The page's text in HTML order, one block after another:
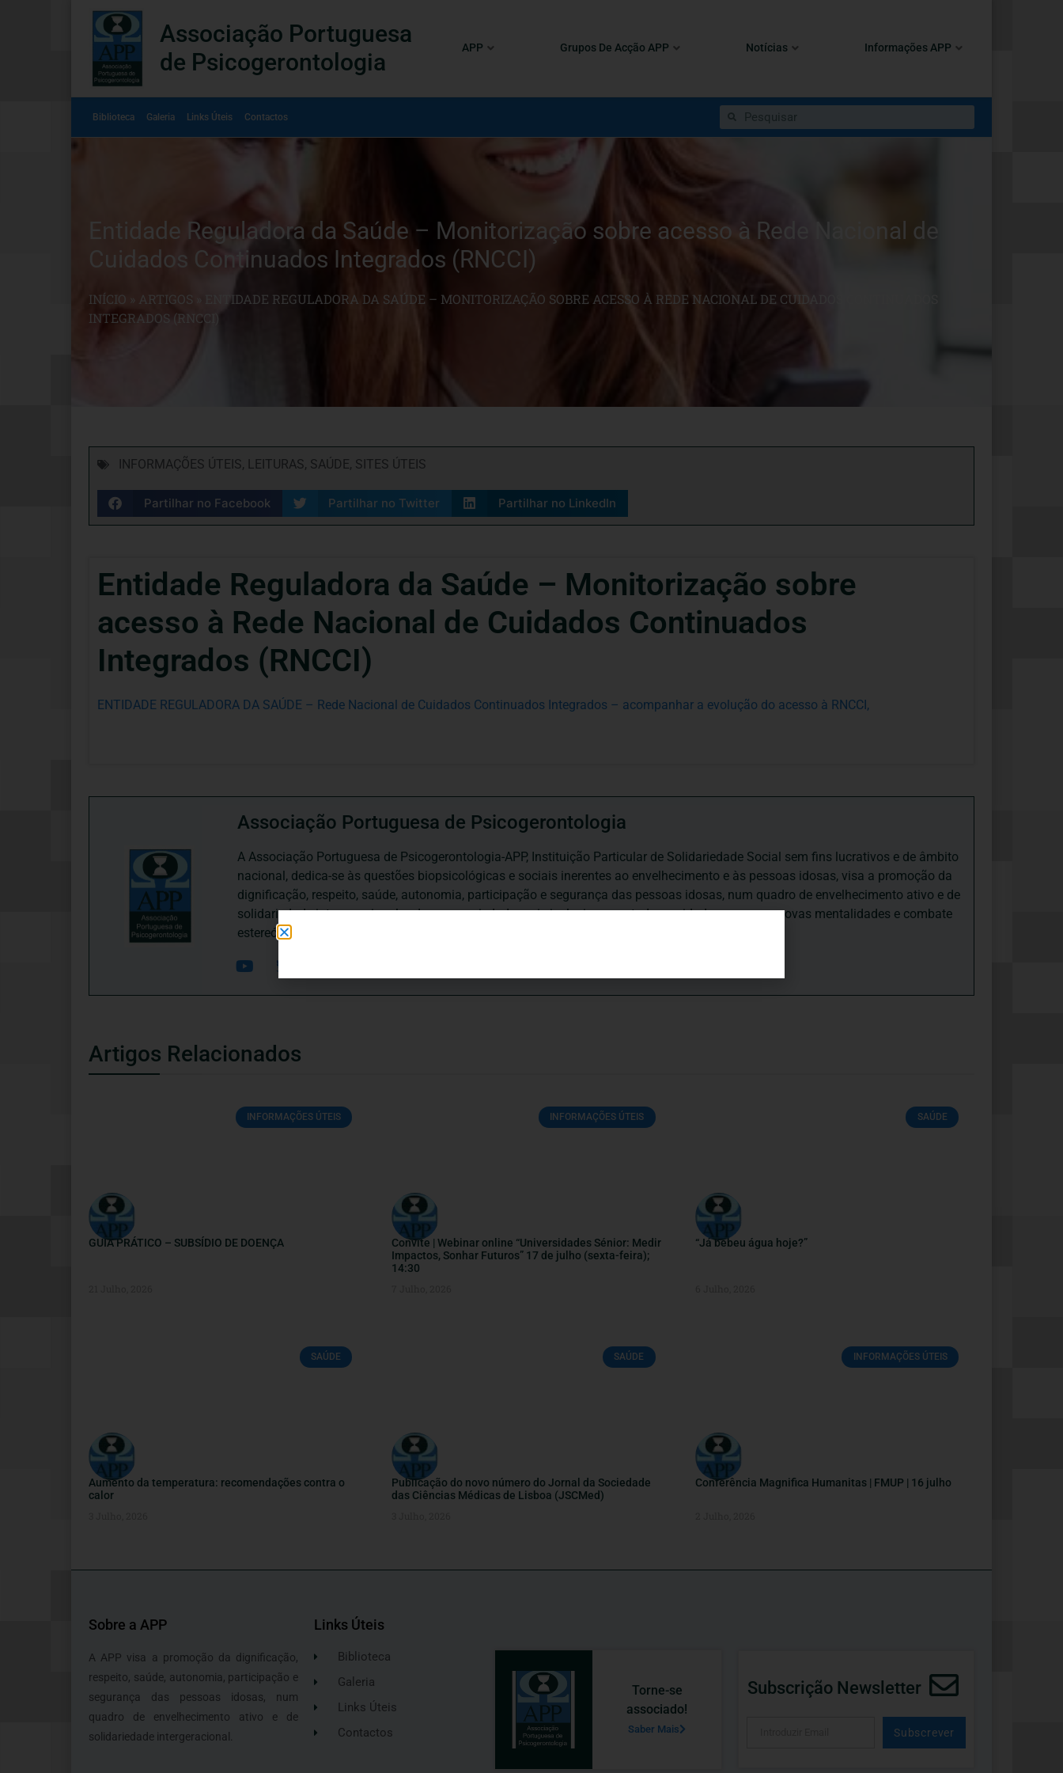
Associação Portuguesa
de Psicogerontologia
APP Grupos De Acção APP Notícias Informações APP
Biblioteca Galeria Links Úteis Contactos
Entidade Reguladora da Saúde – Monitorização sobre acesso à Rede Nacional de
Cuidados Continuados Integrados (RNCCI)
INÍCIO » ARTIGOS
ENTIDADE REGULADORA DA SAÚDE – MONITORIZAÇÃO SOBRE ACESSO À REDE NACIONAL DE CUIDADOS CONTINUADOS
INTEGRADOS (RNCCI)
INFORMAÇÕES ÚTEIS, LEITURAS, SAÚDE, SITES ÚTEIS
Partilhar no Facebook Partilhar no Twitter Partilhar no LinkedIn
Entidade Reguladora da Saúde – Monitorização sobre
acesso à Rede Nacional de Cuidados Continuados
Integrados (RNCCI)
ENTIDADE REGULADORA DA SAÚDE – Rede Nacional de Cuidados Continuados Integrados – acompanhar a evolução do acesso à RNCCI,
Associação Portuguesa de Psicogerontologia
A Associação Portuguesa de Psicogerontologia-APP, Instituição Particular de Solidariedade Social sem fins lucrativos e de âmbito
nacional, dedica-se às questões biopsicológicas e sociais inerentes ao envelhecimento e às pessoas idosas, visa a promoção da
dignificação, respeito, saúde, autonomia, participação e segurança das pessoas idosas, num quadro de envelhecimento ativo e de
solidariedade intergeracional, e de uma sociedade mais inclusiva para todas as idades, promove novas mentalidades e combate
estereótipos negativos relativamente à idade e ao envelhecimento.
Artigos Relacionados
INFORMAÇÕES ÚTEIS
GUIA PRÁTICO – SUBSÍDIO DE DOENÇA
INFORMAÇÕES ÚTEIS
Convite | Webinar online “Universidades Sénior: Medir
Impactos, Sonhar Futuros” 17 de julho (sexta-feira);
14:30
SAÚDE
“Já bebeu água hoje?”
SAÚDE
Aumento da temperatura: recomendações contra o
calor
SAÚDE
Publicação do novo número do Jornal da Sociedade
das Ciências Médicas de Lisboa (JSCMed)
INFORMAÇÕES ÚTEIS
Conferência Magnifica Humanitas | FMUP | 16 julho
Sobre a APP
A APP visa a promoção da dignificação,
respeito, saúde, autonomia, participação e
segurança das pessoas idosas, num
quadro de envelhecimento ativo e de
solidariedade intergeracional.
Links Úteis
Biblioteca
Galeria
Links Úteis
Contactos
Torne-se
associado!
Saber Mais
Subscrição Newsletter
Subscrever